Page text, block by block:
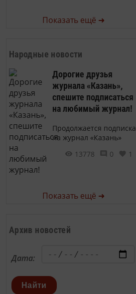
Показать ещё ➜
Народные новости
Дорогие друзья
журнала «Казань»,
спешите подписаться
на любимый журнал!
Продолжается подписка
на журнал «Казань»
13778
0 1
Показать ещё ➜
Архив новостей
Дата:
Найти